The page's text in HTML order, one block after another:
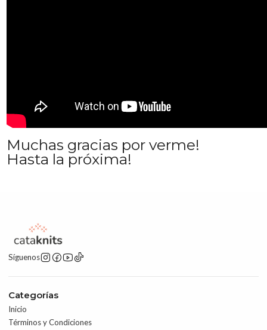
Muchas gracias por verme!
Hasta la próxima!
Síguenos
Categorías
Inicio
Términos y Condiciones